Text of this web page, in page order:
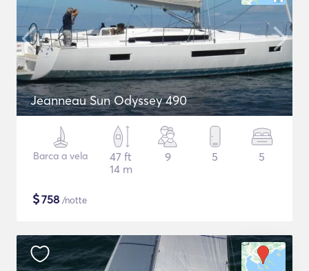
Jeanneau Sun Odyssey 490
Barca a vela
47 ft
14 m
9 5 5
$758 /notte